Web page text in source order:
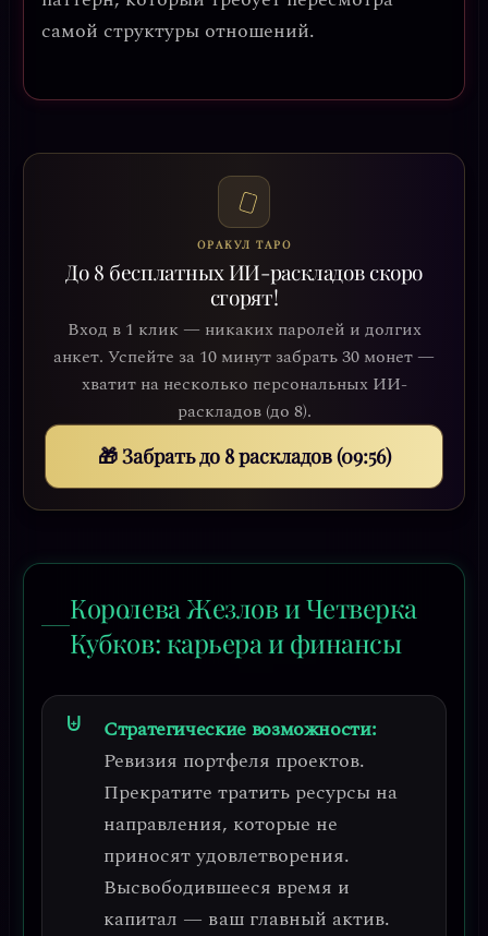
самой структуры отношений.
ОРАКУЛ ТАРО
До 8 бесплатных ИИ-раскладов скоро
сгорят!
Вход в 1 клик — никаких паролей и долгих
анкет. Успейте за 10 минут забрать 30 монет —
хватит на несколько персональных ИИ-
раскладов (до 8).
🎁 Забрать до 8 раскладов (09:54)
Королева Жезлов и Четверка
Кубков: карьера и финансы
Стратегические возможности:
Ревизия портфеля проектов.
Прекратите тратить ресурсы на
направления, которые не
приносят удовлетворения.
Высвободившееся время и
капитал — ваш главный актив.